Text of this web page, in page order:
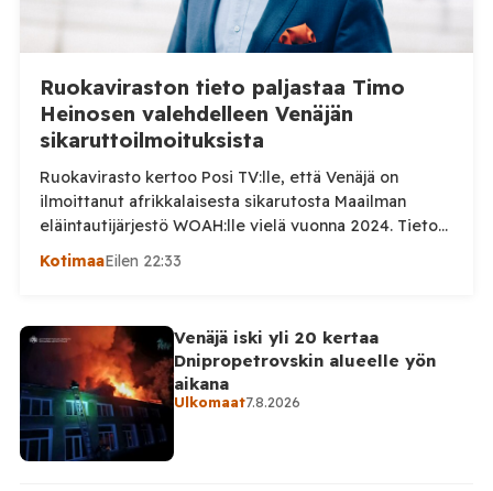
Ruokaviraston tieto paljastaa Timo
Heinosen valehdelleen Venäjän
sikaruttoilmoituksista
Ruokavirasto kertoo Posi TV:lle, että Venäjä on
ilmoittanut afrikkalaisesta sikarutosta Maailman
eläintautijärjestö WOAH:lle vielä vuonna 2024. Tieto
haastaa kokoomuksen kansanedustaja Timo Heinosen
ilmoittanut tuoreesta Virolahden tapauksesta sekä
WOAH:n kautta että suoraan Venäjän
eläinlääkintäviranomaisille. Ruokavirasto kertoi Posi
TV:lle tarkempia tietoja Suomen ensimmäisestä
afrikkalaisen sikaruton tapauksesta sekä
eläintautitietojen vaihdosta […]
KotimaaEilen 22:33
Venäjä iski yli 20 kertaa
Dnipropetrovskin alueelle yön
aikana
Ulkomaat7.8.2026